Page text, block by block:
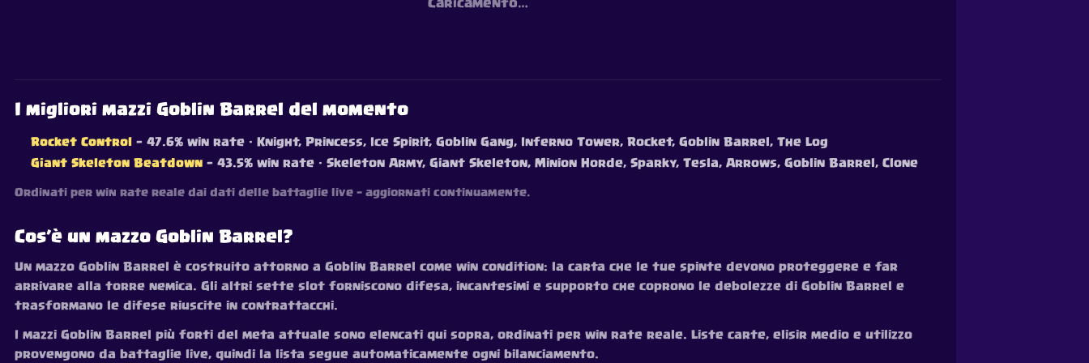
Caricamento…
I migliori mazzi Goblin Barrel del momento
Rocket Control — 47.6% win rate · Knight, Princess, Ice Spirit, Goblin Gang, Inferno Tower, Rocket, Goblin Barrel, The Log
Giant Skeleton Beatdown — 43.5% win rate · Skeleton Army, Giant Skeleton, Minion Horde, Sparky, Tesla, Arrows, Goblin Barrel, Clone
Ordinati per win rate reale dai dati delle battaglie live — aggiornati continuamente.
Cos’è un mazzo Goblin Barrel?
Un mazzo Goblin Barrel è costruito attorno a Goblin Barrel come win condition: la carta che le tue spinte devono proteggere e far
arrivare alla torre nemica. Gli altri sette slot forniscono difesa, incantesimi e supporto che coprono le debolezze di Goblin Barrel e
trasformano le difese riuscite in contrattacchi.
I mazzi Goblin Barrel più forti del meta attuale sono elencati qui sopra, ordinati per win rate reale. Liste carte, elisir medio e utilizzo
provengono da battaglie live, quindi la lista segue automaticamente ogni bilanciamento.